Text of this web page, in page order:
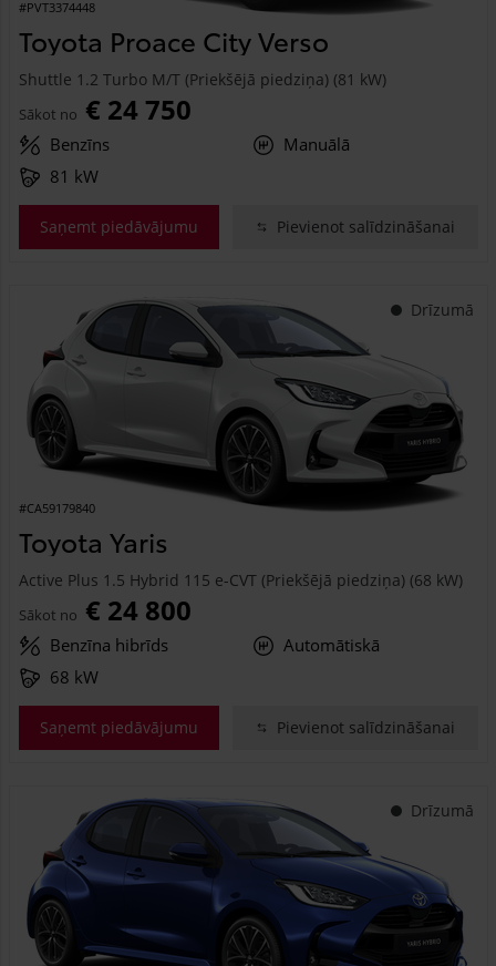
#PVT3374448
Toyota Proace City Verso
Shuttle 1.2 Turbo M/T (Priekšējā piedziņa) (81 kW)
Sākot no € 24 750
Benzīns
Manuālā
81 kW
Saņemt piedāvājumu Pievienot salīdzināšanai
Drīzumā
#CA59179840
Toyota Yaris
Active Plus 1.5 Hybrid 115 e-CVT (Priekšējā piedziņa) (68 kW)
Sākot no € 24 800
Benzīna hibrīds
Automātiskā
68 kW
Saņemt piedāvājumu Pievienot salīdzināšanai
Drīzumā